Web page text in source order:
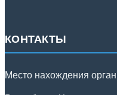
КОНТАКТЫ
Место нахождения